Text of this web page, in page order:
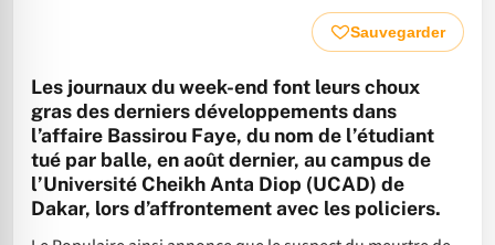
Sauvegarder
Les journaux du week-end font leurs choux
gras des derniers développements dans
l’affaire Bassirou Faye, du nom de l’étudiant
tué par balle, en août dernier, au campus de
l’Université Cheikh Anta Diop (UCAD) de
Dakar, lors d’affrontement avec les policiers.